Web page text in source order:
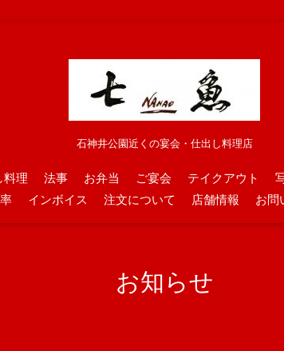
石神井公園近くの宴会・仕出し料理店
料理 法事 お弁当 ご宴会 テイクアウト
インボイス 注文について 店舗情報 お問
お知らせ